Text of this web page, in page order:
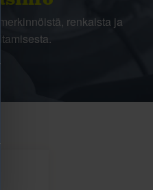
renkaista ja